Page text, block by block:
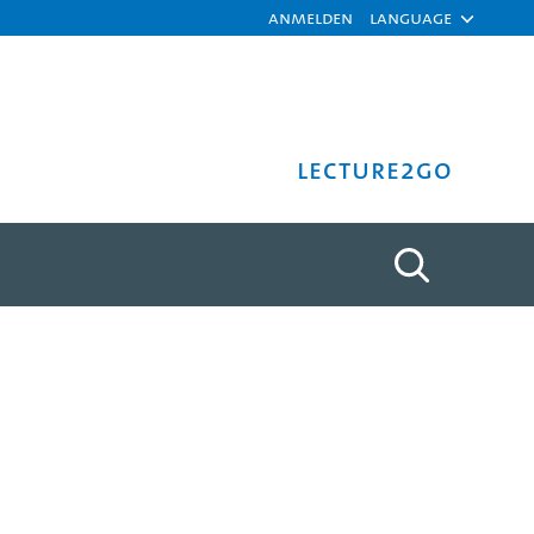
Anmelden Language
Lecture2Go